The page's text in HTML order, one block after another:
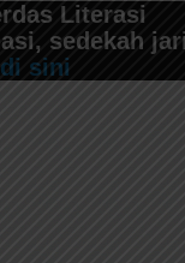
Literasi
sedekah
di sini